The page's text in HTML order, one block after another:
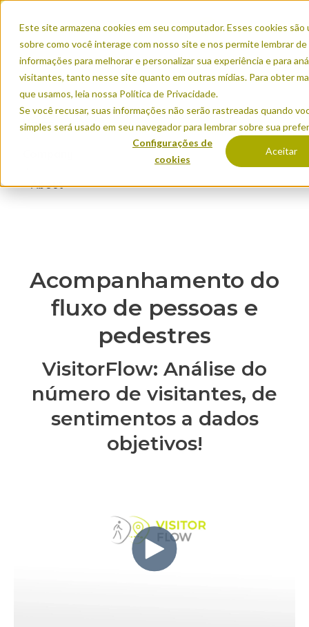
Este site armazena cookies em seu computador. Esses cookies
sobre como você interage com nosso site e nos permite lembrar de
informações para melhorar e personalizar sua experiência e para
visitantes, tanto nesse site quanto em outras mídias. Para obter
que usamos, leia nossa Política de Privacidade.
Se você recusar, suas informações não serão rastreadas quando
simples será usado em seu navegador para lembrar sobre sua
Configurações de
cookies
Aceitar
Home
About
Acompanhamento do
fluxo de pessoas e
pedestres
VisitorFlow: Análise do
número de visitantes, de
sentimentos a dados
objetivos!